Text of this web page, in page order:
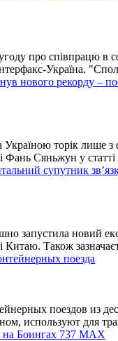
про співпрацю в
Україна.
нового рекорду –
Україною торік лише
Фань Сяньжун у статті
супутник
запустила новий
Китаю. Також
поезда
поездов из
используют для
на Боингах 737 MAX